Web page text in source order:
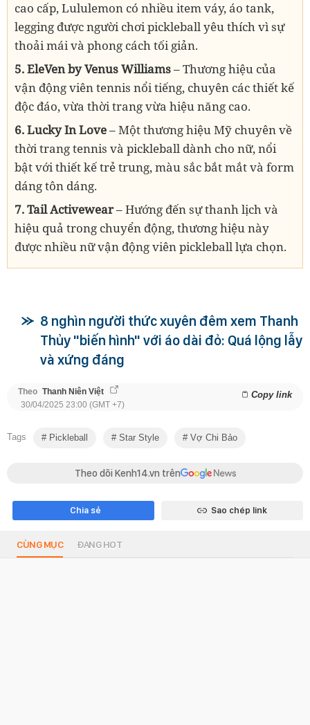
cao cấp, Lululemon có nhiều item váy, áo tank,
legging được người chơi pickleball yêu thích vì sự
thoải mái và phong cách tối giản.
5.EleVen by Venus Williams– Thương hiệu của
vận động viên tennis nổi tiếng, chuyên các thiết kế
độc đáo, vừa thời trang vừa hiệu năng cao.
6. Lucky In Love– Một thương hiệu Mỹ chuyên về
thời trang tennis và pickleball dành cho nữ, nổi
bật với thiết kế trẻ trung, màu sắc bắt mắt và form
dáng tôn dáng.
7. Tail Activewear– Hướng đến sự thanh lịch và
hiệu quả trong chuyển động, thương hiệu này
được nhiều nữ vận động viên pickleball lựa chọn.
8 nghìn người thức xuyên đêm xem Thanh
Thủy "biến hình" với áo dài đỏ: Quá lộng lẫy
và xứng đáng
Theo Thanh Niên Việt Copy link
30/04/2025 23:00 (GMT +7)
Tags Pickleball Star Style Vợ Chi Bảo
Theo dõi Kenh14.vn trên
Chia sẻ Sao chép link
CÙNG MỤC ĐANG HOT